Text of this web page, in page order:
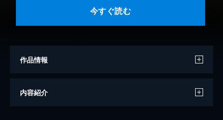
今すぐ読む
作品情報
著者
内容紹介